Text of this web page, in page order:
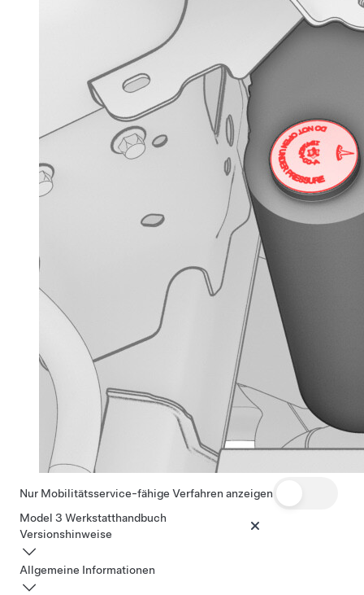
Nur Mobilitätsservice-fähige Verfahren anzeigen
Model 3 Werkstatthandbuch
Versionshinweise
Allgemeine Informationen